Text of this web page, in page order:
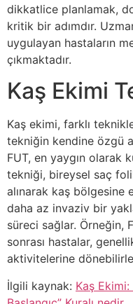
dikkatlice planlamak,
kritik bir adımdır.
uygulayan hastaların
çıkmaktadır.
Kaş Ekimi
Kaş ekimi, farklı
tekniğin kendine özgü
FUT, en yaygın olarak
tekniği, bireysel saç
alınarak kaş bölgesine
daha az invaziv bir
süreci sağlar. Örneğin,
sonrası hastalar,
aktivitelerine
İlgili kaynak: Kaş